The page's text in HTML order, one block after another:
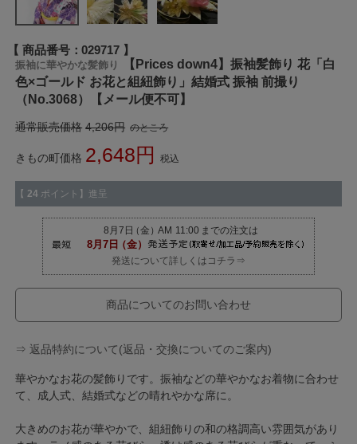
商品番号 029717
振袖に華やかな髪飾り
【Prices down4】振袖髪飾り 花「白
色×ゴールド お花と組紐飾り」結婚式 振袖 前撮り
（No.3068）【メール便不可】
通常販売価格 4,206 のところ
きもの町価格 2,648 税込
【 24 ポイント】進呈
発送について詳しくはコチラ⇒
商品についてのお問い合わせ
⇒ 返品特約について(返品・交換についてのご案内)
華やかなお花の髪飾りです。振袖などの華やかなお着物に合わせ
て、成人式、結婚式などの晴れやかな席に。
大きめのお花が華やかで、組紐飾りの和の格調高い雰囲気があり